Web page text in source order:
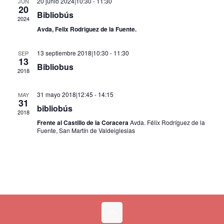
20
2024 Bibliobús
Avda, Felix Rodriguez de la Fuente.
SEP
13
2018
13 septiembre 2018|10:30 - 11:30
Bibliobus
MAY
31
2018
31 mayo 2018|12:45 - 14:15
bibliobús
Frente al Castillo de la CoraceraAvda. Félix Rodríguez de la
Fuente, San Martín de Valdeiglesias